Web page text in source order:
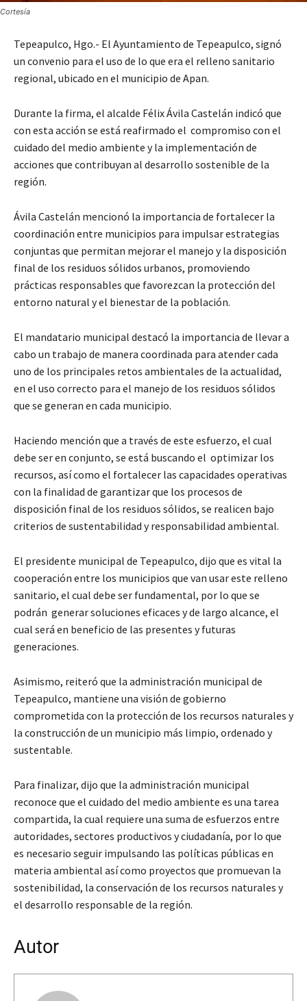
Cortesía
Tepeapulco, Hgo.- El Ayuntamiento de Tepeapulco, signó
un convenio para el uso de lo que era el relleno sanitario
regional, ubicado en el municipio de Apan.
Durante la firma, el alcalde Félix Ávila Castelán indicó que
con esta acción se está reafirmado el compromiso con el
cuidado del medio ambiente y la implementación de
acciones que contribuyan al desarrollo sostenible de la
región.
Ávila Castelán mencionó la importancia de fortalecer la
coordinación entre municipios para impulsar estrategias
conjuntas que permitan mejorar el manejo y la disposición
final de los residuos sólidos urbanos, promoviendo
prácticas responsables que favorezcan la protección del
entorno natural y el bienestar de la población.
El mandatario municipal destacó la importancia de llevar a
cabo un trabajo de manera coordinada para atender cada
uno de los principales retos ambientales de la actualidad,
en el uso correcto para el manejo de los residuos sólidos
que se generan en cada municipio.
Haciendo mención que a través de este esfuerzo, el cual
debe ser en conjunto, se está buscando el optimizar los
recursos, así como el fortalecer las capacidades operativas
con la finalidad de garantizar que los procesos de
disposición final de los residuos sólidos, se realicen bajo
criterios de sustentabilidad y responsabilidad ambiental.
El presidente municipal de Tepeapulco, dijo que es vital la
cooperación entre los municipios que van usar este relleno
sanitario, el cual debe ser fundamental, por lo que se
podrán generar soluciones eficaces y de largo alcance, el
cual será en beneficio de las presentes y futuras
generaciones.
Asimismo, reiteró que la administración municipal de
Tepeapulco, mantiene una visión de gobierno
comprometida con la protección de los recursos naturales y
la construcción de un municipio más limpio, ordenado y
sustentable.
Para finalizar, dijo que la administración municipal
reconoce que el cuidado del medio ambiente es una tarea
compartida, la cual requiere una suma de esfuerzos entre
autoridades, sectores productivos y ciudadanía, por lo que
es necesario seguir impulsando las políticas públicas en
materia ambiental así como proyectos que promuevan la
sostenibilidad, la conservación de los recursos naturales y
el desarrollo responsable de la región.
Autor